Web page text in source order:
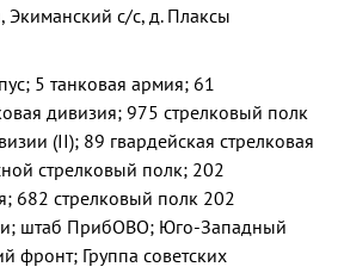
с/с, д. Плаксы
5 танковая армия; 61
дивизия; 975 стрелковый полк
(II); 89 гвардейская стрелковая
стрелковый полк; 202
682 стрелковый полк 202
штаб ПрибОВО; Юго-Западный
фронт; Группа советских